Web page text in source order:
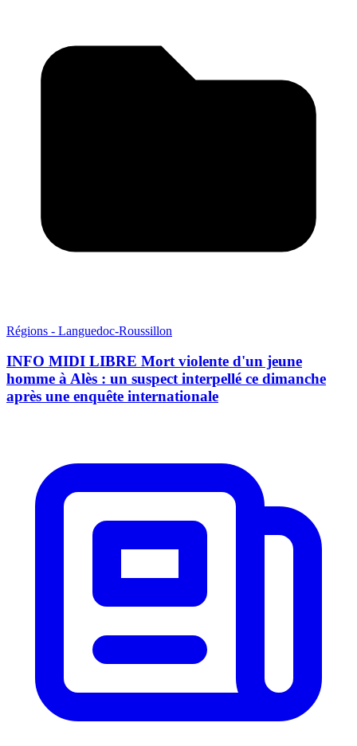
Régions - Languedoc-Roussillon
INFO MIDI LIBRE Mort violente d'un jeune
homme à Alès : un suspect interpellé ce dimanche
après une enquête internationale